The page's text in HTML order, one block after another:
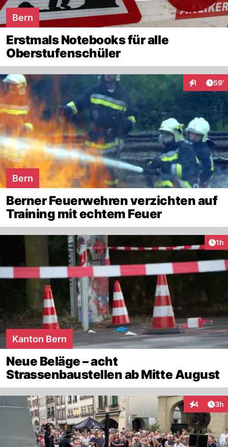
Bern
Erstmals Notebooks für alle
Oberstufenschüler
1 59'
Bern
Berner Feuerwehren verzichten auf
Training mit echtem Feuer
1h
Kanton Bern
Neue Beläge – acht
Strassenbaustellen ab Mitte August
4 3h